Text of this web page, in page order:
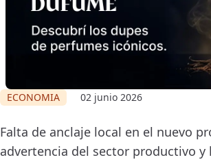
ECONOMIA 02 junio 2026
Falta de anclaje local en el nuevo
advertencia del sector productivo